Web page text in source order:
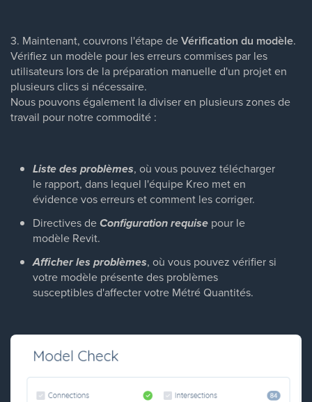
3. Maintenant, couvrons l'étape deVérification du modèle.
Vérifiez un modèle pour les erreurs commises par les
utilisateurs lors de la préparation manuelle d'un projet en
plusieurs clics si nécessaire.
Nous pouvons également la diviser en plusieurs zones de
travail pour notre commodité :
Liste des problèmes, où vous pouvez télécharger
le rapport, dans lequel l'équipe Kreo met en
évidence vos erreurs et comment les corriger.
Directives deConfiguration requise pour le
modèle Revit.
Afficher les problèmes, où vous pouvez vérifier si
votre modèle présente des problèmes
susceptibles d'affecter votre Métré Quantités.